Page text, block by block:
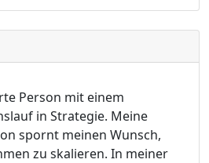
Person mit einem
in Strategie. Meine
spornt meinen Wunsch,
zu skalieren. In meiner